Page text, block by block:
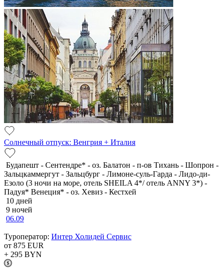
Солнечный отпуск: Венгрия + Италия
Будапешт - Сентендре* - оз. Балатон - п-ов Тихань - Шопрон -
Зальцкаммергут - Зальцбург - Лимоне-суль-Гарда - Лидо-ди-
Езоло (3 ночи на море, отель SHEILA 4*/ отель ANNY 3*) -
Падуя* Венеция* - оз. Хевиз - Кестхей
10 дней
9 ночей
06.09
Туроператор: Интер Холидей Сервис
от 875 EUR
+ 295 BYN